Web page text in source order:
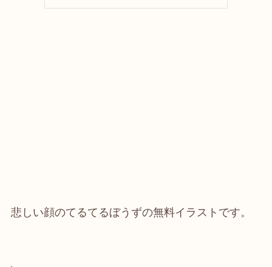
悲しい顔のてるてるぼうずの無料イラストです。